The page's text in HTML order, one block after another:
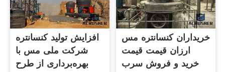
افزایش تولید کنسانتره
شرکت ملی مس با
بهره‌برداری از طرح
خریداران کنسانتره مس
ارزان قیمت قیمت
خرید و فروش سرب